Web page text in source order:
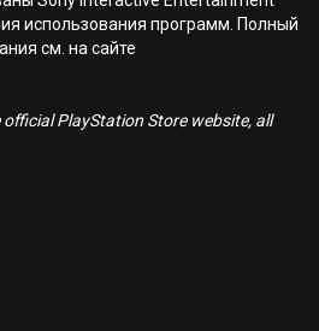
использования программ. Полный
см. на сайте
PlayStation Store website, all